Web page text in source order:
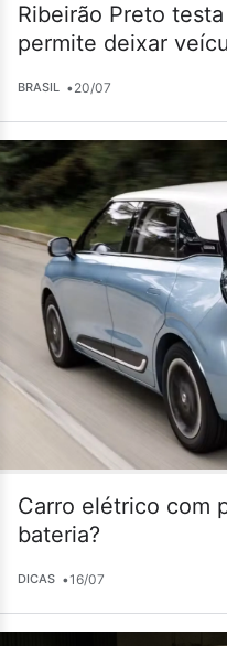
Ribeirão Preto
permite deixar
BRASIL •20/07
Carro elétrico com
bateria?
DICAS •16/07